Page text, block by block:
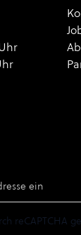
reCAPTCHA